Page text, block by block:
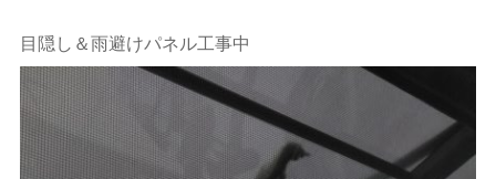
目隠し＆雨避けパネル工事中